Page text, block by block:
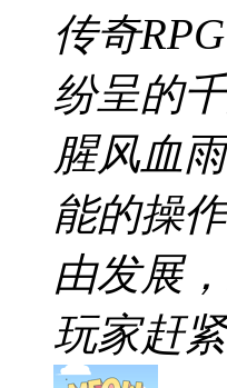
传奇
纷呈的
腥风血
能的操
由发展
玩家赶